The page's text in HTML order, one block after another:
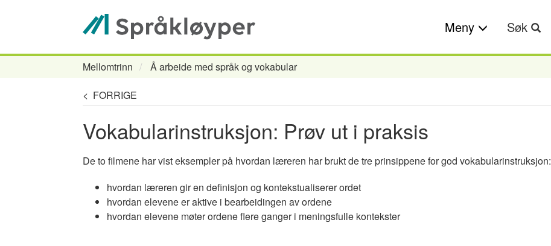
Meny Søk
Navigasjonssti
Mellomtrinn Å arbeide med språk og vokabular
< FORRIGE
Vokabularinstruksjon: Prøv ut i praksis
De to filmene har vist eksempler på hvordan læreren har brukt de tre prinsippene for god vokabularinstruksjon:
hvordan læreren gir en definisjon og kontekstualiserer ordet
hvordan elevene er aktive i bearbeidingen av ordene
hvordan elevene møter ordene flere ganger i meningsfulle kontekster